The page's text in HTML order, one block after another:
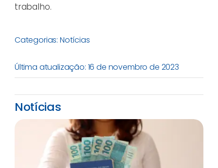
trabalho.
Categorias: Notícias
Última atualização: 16 de novembro de 2023
Notícias